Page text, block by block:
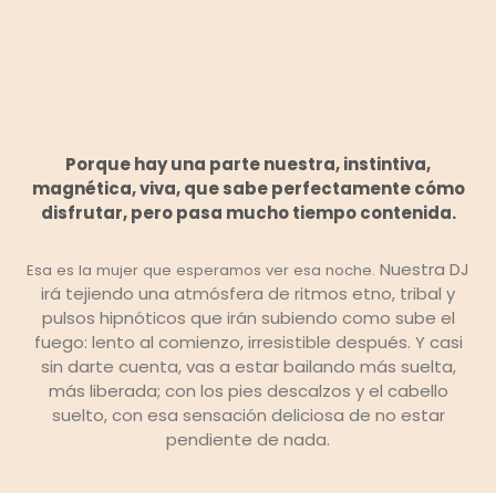
Porque hay una parte nuestra, instintiva,
magnética, viva, que sabe perfectamente cómo
disfrutar, pero pasa mucho tiempo contenida.
Esa es la mujer que esperamos ver esa noche. Nuestra DJ
irá tejiendo una atmósfera de ritmos etno, tribal y
pulsos hipnóticos que irán subiendo como sube el
fuego: lento al comienzo, irresistible después. Y casi
sin darte cuenta, vas a estar bailando más suelta,
más liberada; con los pies descalzos y el cabello
suelto, con esa sensación deliciosa de no estar
pendiente de nada.